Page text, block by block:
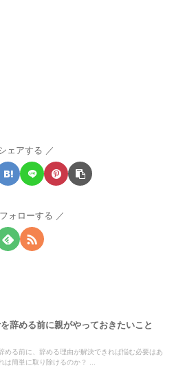
ェアする
ォローする
辞める前に親がやっておきたいこと
める前に、辞める理由が解決できれば悩む必要はあ
は簡単に取り除けるのか？ ...